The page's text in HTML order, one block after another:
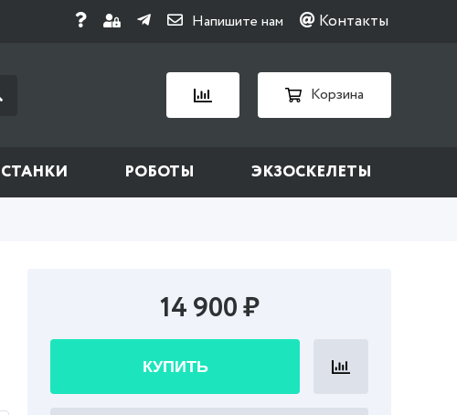
Напишите нам Контакты
Корзина
СТАНКИ РОБОТЫ ЭКЗОСКЕЛЕТЫ
14 900 ₽
КУПИТЬ